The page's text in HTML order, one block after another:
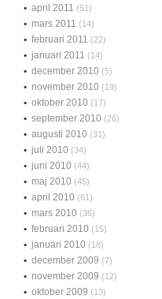
april 2011 (51)
mars 2011 (14)
februari 2011 (22)
januari 2011 (14)
december 2010 (5)
november 2010 (19)
oktober 2010 (17)
september 2010 (26)
augusti 2010 (31)
juli 2010 (34)
juni 2010 (44)
maj 2010 (45)
april 2010 (61)
mars 2010 (36)
februari 2010 (15)
januari 2010 (18)
december 2009 (7)
november 2009 (12)
oktober 2009 (13)